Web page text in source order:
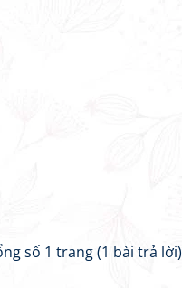
số 1 trang (1 bài trả lời)